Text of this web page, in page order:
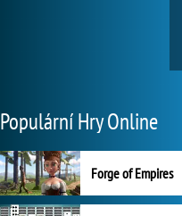
Populární Hry Online
Forge of Empires